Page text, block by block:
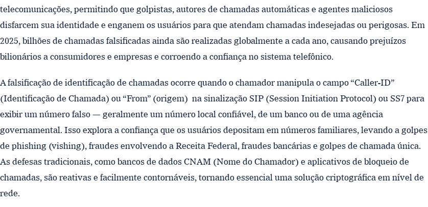
telecomunicações, permitindo que golpistas, autores de chamadas automáticas e agentes maliciosos
disfarcem sua identidade e enganem os usuários para que atendam chamadas indesejadas ou perigosas. Em
2025, bilhões de chamadas falsificadas ainda são realizadas globalmente a cada ano, causando prejuízos
bilionários a consumidores e empresas e corroendo a confiança no sistema telefônico.
A falsificação de identificação de chamadas ocorre quando o chamador manipula o campo “Caller-ID”
(Identificação de Chamada) ou “From” (origem) na sinalização SIP (Session Initiation Protocol) ou SS7 para
exibir um número falso — geralmente um número local confiável, de um banco ou de uma agência
governamental. Isso explora a confiança que os usuários depositam em números familiares, levando a golpes
de phishing (vishing), fraudes envolvendo a Receita Federal, fraudes bancárias e golpes de chamada única.
As defesas tradicionais, como bancos de dados CNAM (Nome do Chamador) e aplicativos de bloqueio de
chamadas, são reativas e facilmente contornáveis, tornando essencial uma solução criptográfica em nível de
rede.